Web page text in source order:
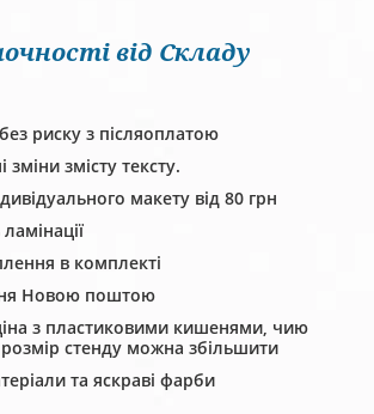
від Складу
риску з післяоплатою
зміни змісту тексту.
макету від 80 грн
в комплекті
Новою поштою
з пластиковими кишенями, чию
розмір стенду можна збільшити
та яскраві фарби